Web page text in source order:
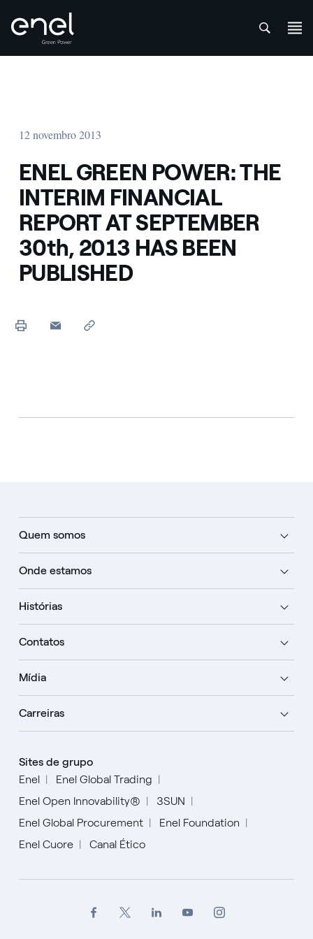
12 novembro 2013
ENEL GREEN POWER: THE
INTERIM FINANCIAL
REPORT AT SEPTEMBER
30th, 2013 HAS BEEN
PUBLISHED
Quem somos
Onde estamos
Histórias
Contatos
Mídia
Carreiras
Sites de grupo
Enel
Enel Global Trading
Enel Open Innovability®
3SUN
Enel Global Procurement
Enel Foundation
Enel Cuore
Canal Ético